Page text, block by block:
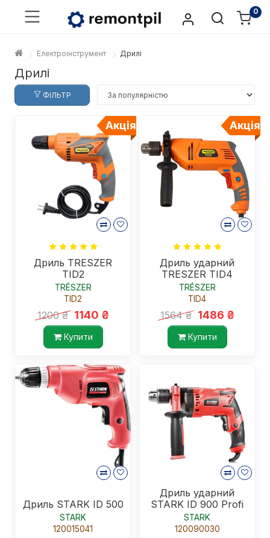
0
Електроінструмент Дрилі
Дрилі
ФІЛЬТР
Акція
Дриль TRESZER
TID2
TRÉSZER
TID2
1200 ₴ 1140 ₴
Купити
Акція
Дриль ударний
TRESZER TID4
TRÉSZER
TID4
1564 ₴ 1486 ₴
Купити
Дриль STARK ID 500
STARK
120015041
Дриль ударний
STARK ID 900 Profi
STARK
120090030